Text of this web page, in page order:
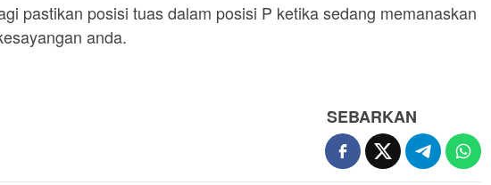
pastikan posisi tuas dalam posisi P ketika sedang memanaskan
anda.
SEBARKAN